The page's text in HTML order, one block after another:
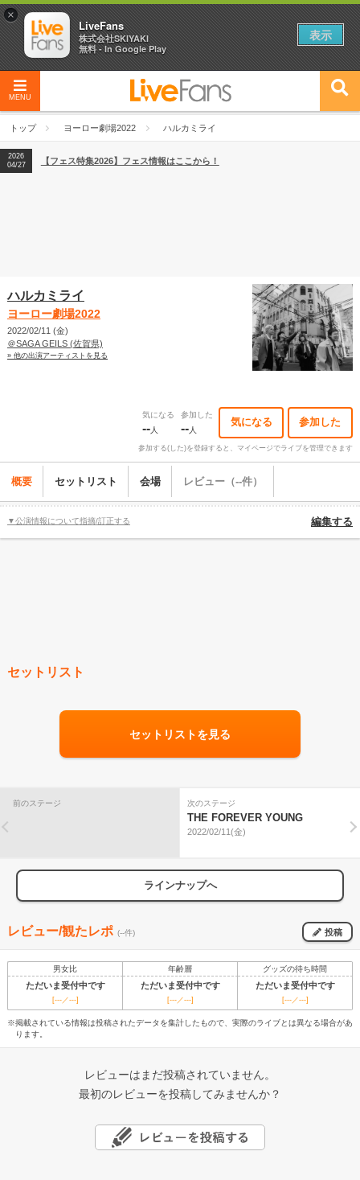
MENU
トップ ヨーロー劇場2022 ハルカミライ
2026
04/27
2026
【ライブ動員ランキング】2026年上半期編発表！
2026
04/27
【フェス特集2026】フェス情報はここから！
ハルカミライ
ヨーロー劇場2022
2022/02/11 (金)
＠SAGA GEILS (佐賀県)
» 他の出演アーティストを見る
気になる
--人
参加した
--人
気になる 参加した
参加する(した)を登録すると、マイページでライブを管理できます
概要 セットリスト 会場 レビュー（--件）
▼公演情報について指摘/訂正する 編集する
セットリスト
セットリストを見る
前のステージ 次のステージ
THE FOREVER YOUNG
2022/02/11(金)
ラインナップへ
レビュー/観たレポ (--件) 投稿
男女比 年齢層 グッズの待ち時間
ただいま受付中です ただいま受付中です ただいま受付中です
[---／---] [---／---] [---／---]
※掲載されている情報は投稿されたデータを集計したもので、実際のライブとは異なる場合があ
ります。
レビューはまだ投稿されていません。
最初のレビューを投稿してみませんか？
×
LiveFans
株式会社SKIYAKI
無料 - In Google Play
表示